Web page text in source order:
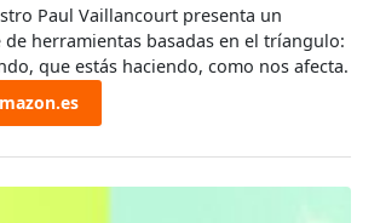
Paul Vaillancourt presenta un
herramientas basadas en el tríangulo:
que estás haciendo, como nos afecta.